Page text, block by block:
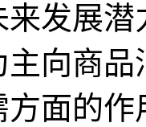
来发展
主向商
方面的作